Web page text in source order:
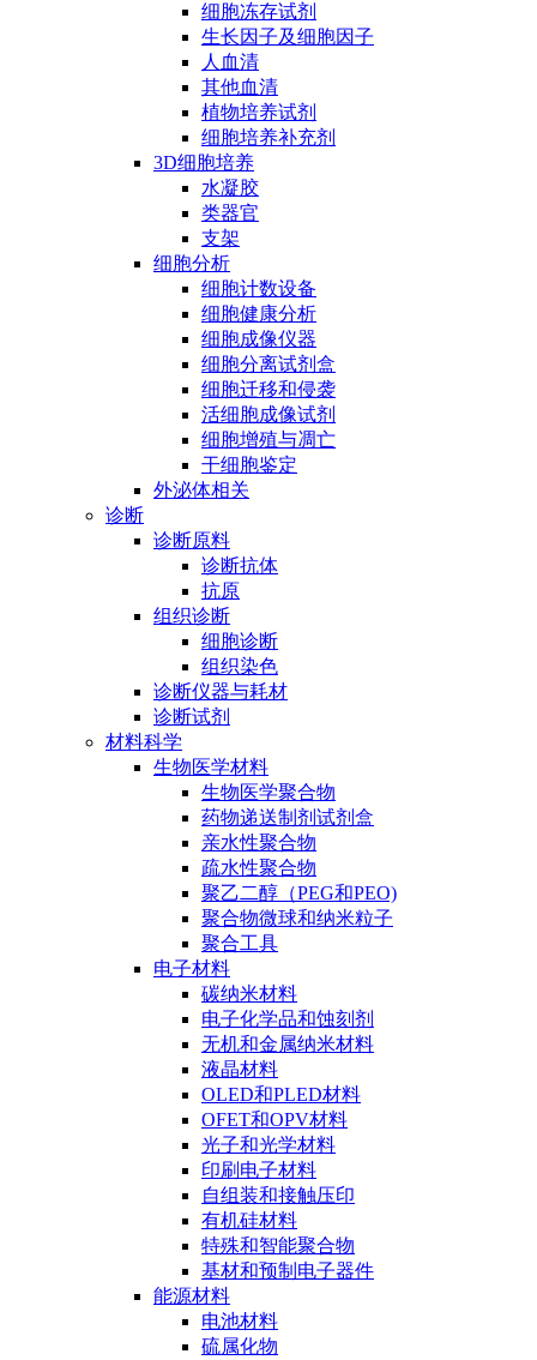
细胞冻存试剂
生长因子及细胞因子
人血清
其他血清
植物培养试剂
细胞培养补充剂
3D细胞培养
水凝胶
类器官
支架
细胞分析
细胞计数设备
细胞健康分析
细胞成像仪器
细胞分离试剂盒
细胞迁移和侵袭
活细胞成像试剂
细胞增殖与凋亡
干细胞鉴定
外泌体相关
诊断
诊断原料
诊断抗体
抗原
组织诊断
细胞诊断
组织染色
诊断仪器与耗材
诊断试剂
材料科学
生物医学材料
生物医学聚合物
药物递送制剂试剂盒
亲水性聚合物
疏水性聚合物
聚乙二醇（PEG和PEO)
聚合物微球和纳米粒子
聚合工具
电子材料
碳纳米材料
电子化学品和蚀刻剂
无机和金属纳米材料
液晶材料
OLED和PLED材料
OFET和OPV材料
光子和光学材料
印刷电子材料
自组装和接触压印
有机硅材料
特殊和智能聚合物
基材和预制电子器件
能源材料
电池材料
硫属化物